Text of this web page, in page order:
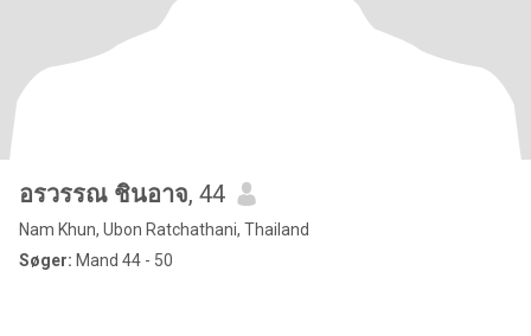
อรวรรณ ชินอาจ, 44
Nam Khun, Ubon Ratchathani, Thailand
Søger: Mand 44 - 50